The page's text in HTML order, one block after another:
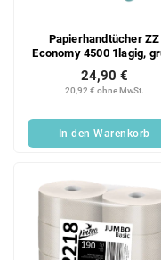
Papierhandtücher ZZ
Economy 4500 1lagig,
Recycling, 20x225 Blatt
Karton
20,92 € ohne MwSt.
24,90 €
In den Warenkorb